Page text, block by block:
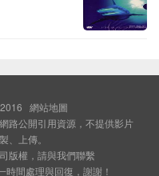
網站地圖
路公開引用資源，不提供影片
、上傳。
版權，請與我們聯繫
間處理與回復，謝謝！